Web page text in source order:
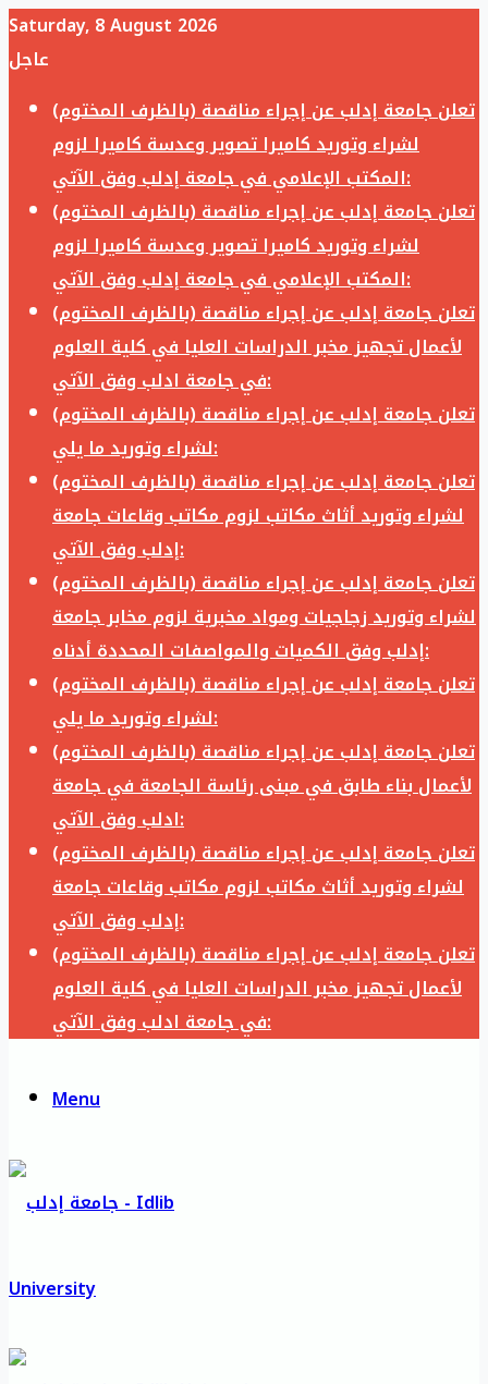
Saturday, 8 August 2026
عاجل
تعلن جامعة إدلب عن إجراء مناقصة (بالظرف المختوم)
لشراء وتوريد كاميرا تصوير وعدسة كاميرا لزوم
المكتب الإعلامي في جامعة إدلب وفق الآتي:
تعلن جامعة إدلب عن إجراء مناقصة (بالظرف المختوم)
لشراء وتوريد كاميرا تصوير وعدسة كاميرا لزوم
المكتب الإعلامي في جامعة إدلب وفق الآتي:
تعلن جامعة إدلب عن إجراء مناقصة (بالظرف المختوم)
لأعمال تجهيز مخبر الدراسات العليا في كلية العلوم
في جامعة ادلب وفق الآتي:
تعلن جامعة إدلب عن إجراء مناقصة (بالظرف المختوم)
لشراء وتوريد ما يلي:
تعلن جامعة إدلب عن إجراء مناقصة (بالظرف المختوم)
لشراء وتوريد أثاث مكاتب لزوم مكاتب وقاعات جامعة
إدلب وفق الآتي:
تعلن جامعة إدلب عن إجراء مناقصة (بالظرف المختوم)
لشراء وتوريد زجاجيات ومواد مخبرية لزوم مخابر جامعة
إدلب وفق الكميات والمواصفات المحددة أدناه:
تعلن جامعة إدلب عن إجراء مناقصة (بالظرف المختوم)
لشراء وتوريد ما يلي:
تعلن جامعة إدلب عن إجراء مناقصة (بالظرف المختوم)
لأعمال بناء طابق في مبنى رئاسة الجامعة في جامعة
ادلب وفق الآتي:
تعلن جامعة إدلب عن إجراء مناقصة (بالظرف المختوم)
لشراء وتوريد أثاث مكاتب لزوم مكاتب وقاعات جامعة
إدلب وفق الآتي:
تعلن جامعة إدلب عن إجراء مناقصة (بالظرف المختوم)
لأعمال تجهيز مخبر الدراسات العليا في كلية العلوم
في جامعة ادلب وفق الآتي:
Menu